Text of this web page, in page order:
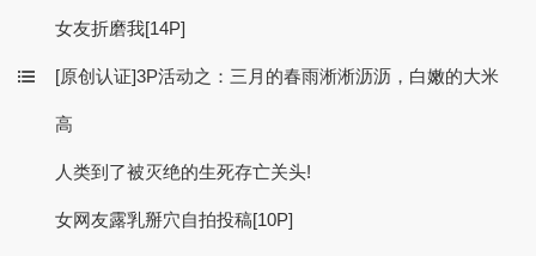
女友折磨我[14P]
[原创认证]3P活动之：三月的春雨淅淅沥沥，白嫩的大米
高
人类到了被灭绝的生死存亡关头!
女网友露乳掰穴自拍投稿[10P]